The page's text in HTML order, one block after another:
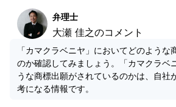
弁理士
大瀬 佳之のコメント
「カマクラベニヤ」においてどのような
のか確認してみましょう。「カマクラベ
うな商標出願がされているのかは、自社
考になる情報です。